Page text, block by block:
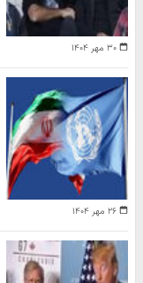
۳۰ مهر ۱۴۰۴
۲۶ مهر ۱۴۰۴